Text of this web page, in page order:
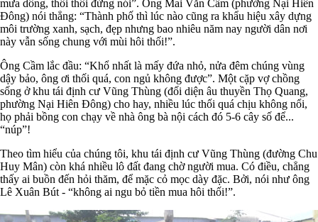
mưa dông, thối thôi đừng nói”. Ông Mai Văn Cầm (phường Nại Hiên
Đông) nói thẳng: “Thành phố thì lúc nào cũng ra khẩu hiệu xây dựng
môi trường xanh, sạch, đẹp nhưng bao nhiêu năm nay người dân nơi
này vẫn sống chung với mùi hôi thối!”.
Ông Cầm lắc đầu: “Khổ nhất là mấy đứa nhỏ, nửa đêm chúng vùng
dậy bảo, ông ơi thối quá, con ngủ không được”. Một cặp vợ chồng
sống ở khu tái định cư Vũng Thùng (đối diện âu thuyền Thọ Quang,
phường Nại Hiên Đông) cho hay, nhiều lúc thối quá chịu không nổi,
họ phải bồng con chạy về nhà ông bà nội cách đó 5-6 cây số để...
“núp”!
Theo tìm hiểu của chúng tôi, khu tái định cư Vũng Thùng (đường Chu
Huy Mân) còn khá nhiều lô đất đang chờ người mua. Có điều, chẳng
thấy ai buồn đến hỏi thăm, để mặc cỏ mọc dày đặc. Bởi, nói như ông
Lê Xuân Bút - “không ai ngu bỏ tiền mua hôi thối!”.